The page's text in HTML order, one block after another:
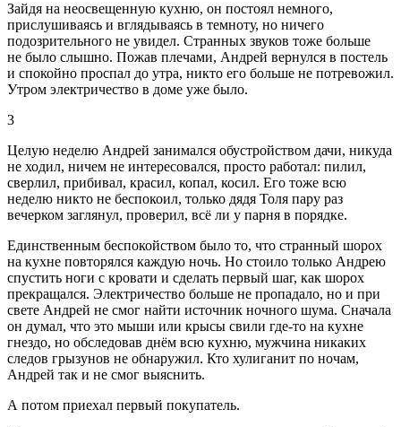
Зайдя на неосвещенную кухню, он постоял немного,
прислушиваясь и вглядываясь в темноту, но ничего
подозрительного не увидел. Странных звуков тоже больше
не было слышно. Пожав плечами, Андрей вернулся в постель
и спокойно проспал до утра, никто его больше не потревожил.
Утром электричество в доме уже было.
3
Целую неделю Андрей занимался обустройством дачи, никуда
не ходил, ничем не интересовался, просто работал: пилил,
сверлил, прибивал, красил, копал, косил. Его тоже всю
неделю никто не беспокоил, только дядя Толя пару раз
вечерком заглянул, проверил, всё ли у парня в порядке.
Единственным беспокойством было то, что странный шорох
на кухне повторялся каждую ночь. Но стоило только Андрею
спустить ноги с кровати и сделать первый шаг, как шорох
прекращался. Электричество больше не пропадало, но и при
свете Андрей не смог найти источник ночного шума. Сначала
он думал, что это мыши или крысы свили где-то на кухне
гнездо, но обследовав днём всю кухню, мужчина никаких
следов грызунов не обнаружил. Кто хулиганит по ночам,
Андрей так и не смог выяснить.
А потом приехал первый покупатель.